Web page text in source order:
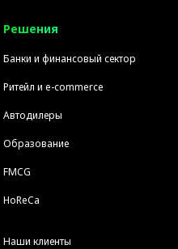
Решения
Банки и финансовый сектор
Ритейл и e-commerce
Автодилеры
Образование
FMCG
HoReCa
Наши клиенты